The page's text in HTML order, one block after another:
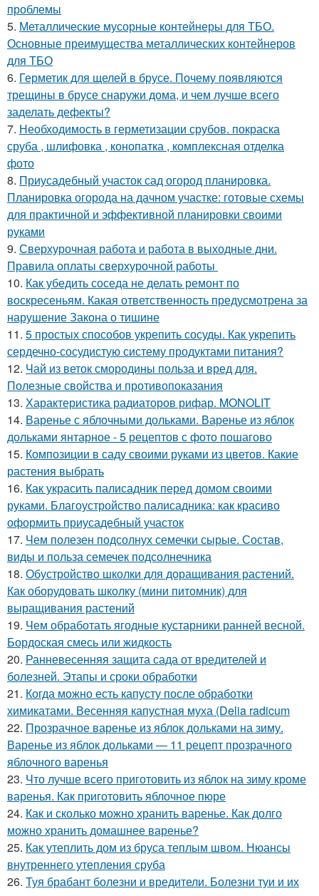
проблемы
5. Металлические мусорные контейнеры для ТБО.
Основные преимущества металлических контейнеров
для ТБО
6. Герметик для щелей в брусе. Почему появляются
трещины в брусе снаружи дома, и чем лучше всего
заделать дефекты?
7. Необходимость в герметизации срубов. покраска
сруба , шлифовка , конопатка , комплексная отделка
фото
8. Приусадебный участок сад огород планировка.
Планировка огорода на дачном участке: готовые схемы
для практичной и эффективной планировки своими
руками
9. Сверхурочная работа и работа в выходные дни.
Правила оплаты сверхурочной работы
10. Как убедить соседа не делать ремонт по
воскресеньям. Какая ответственность предусмотрена за
нарушение Закона о тишине
11. 5 простых способов укрепить сосуды. Как укрепить
сердечно-сосудистую систему продуктами питания?
12. Чай из веток смородины польза и вред для.
Полезные свойства и противопоказания
13. Характеристика радиаторов рифар. MONOLIT
14. Варенье с яблочными дольками. Варенье из яблок
дольками янтарное - 5 рецептов с фото пошагово
15. Композиции в саду своими руками из цветов. Какие
растения выбрать
16. Как украсить палисадник перед домом своими
руками. Благоустройство палисадника: как красиво
оформить приусадебный участок
17. Чем полезен подсолнух семечки сырые. Состав,
виды и польза семечек подсолнечника
18. Обустройство школки для доращивания растений.
Как оборудовать школку (мини питомник) для
выращивания растений
19. Чем обработать ягодные кустарники ранней весной.
Бордоская смесь или жидкость
20. Ранневесенняя защита сада от вредителей и
болезней. Этапы и сроки обработки
21. Когда можно есть капусту после обработки
химикатами. Весенняя капустная муха (Delia radicum
22. Прозрачное варенье из яблок дольками на зиму.
Варенье из яблок дольками — 11 рецепт прозрачного
яблочного варенья
23. Что лучше всего приготовить из яблок на зиму кроме
варенья. Как приготовить яблочное пюре
24. Как и сколько можно хранить варенье. Как долго
можно хранить домашнее варенье?
25. Как утеплить дом из бруса теплым швом. Нюансы
внутреннего утепления сруба
26. Туя брабант болезни и вредители. Болезни туи и их